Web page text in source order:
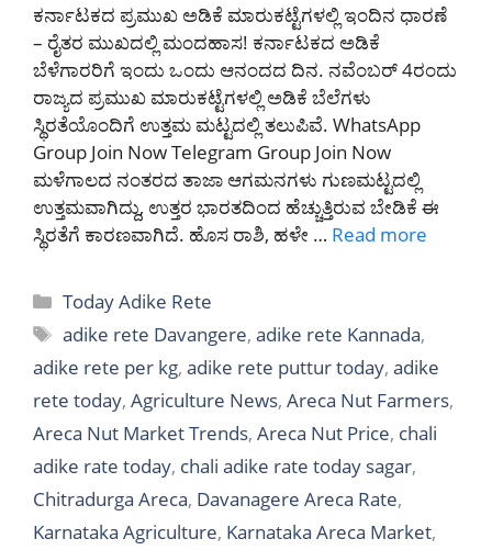
ಕರ್ನಾಟಕದ ಪ್ರಮುಖ ಅಡಿಕೆ ಮಾರುಕಟ್ಟೆಗಳಲ್ಲಿ ಇಂದಿನ ಧಾರಣೆ
– ರೈತರ ಮುಖದಲ್ಲಿ ಮಂದಹಾಸ! ಕರ್ನಾಟಕದ ಅಡಿಕೆ
ಬೆಳೆಗಾರರಿಗೆ ಇಂದು ಒಂದು ಆನಂದದ ದಿನ. ನವೆಂಬರ್ 4ರಂದು
ರಾಜ್ಯದ ಪ್ರಮುಖ ಮಾರುಕಟ್ಟೆಗಳಲ್ಲಿ ಅಡಿಕೆ ಬೆಲೆಗಳು
ಸ್ಥಿರತೆಯೊಂದಿಗೆ ಉತ್ತಮ ಮಟ್ಟದಲ್ಲಿ ತಲುಪಿವೆ. WhatsApp
Group Join Now Telegram Group Join Now
ಮಳೆಗಾಲದ ನಂತರದ ತಾಜಾ ಆಗಮನಗಳು ಗುಣಮಟ್ಟದಲ್ಲಿ
ಉತ್ತಮವಾಗಿದ್ದು, ಉತ್ತರ ಭಾರತದಿಂದ ಹೆಚ್ಚುತ್ತಿರುವ ಬೇಡಿಕೆ ಈ
ಸ್ಥಿರತೆಗೆ ಕಾರಣವಾಗಿದೆ. ಹೊಸ ರಾಶಿ, ಹಳೇ … Read more
Categories
Today Adike Rete
Tags
adike rete Davangere,adike rete Kannada,
adike rete per kg, adike rete puttur today, adike
rete today, Agriculture News, Areca Nut Farmers,
Areca Nut Market Trends, Areca Nut Price, chali
adike rate today, chali adike rate today sagar,
Chitradurga Areca, Davanagere Areca Rate,
Karnataka Agriculture, Karnataka Areca Market,